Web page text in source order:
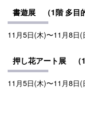
書遊展 （1階 多目
11月5日(木)〜11月8日(
押し花アート展 （1
11月5日(木)〜11月8日(